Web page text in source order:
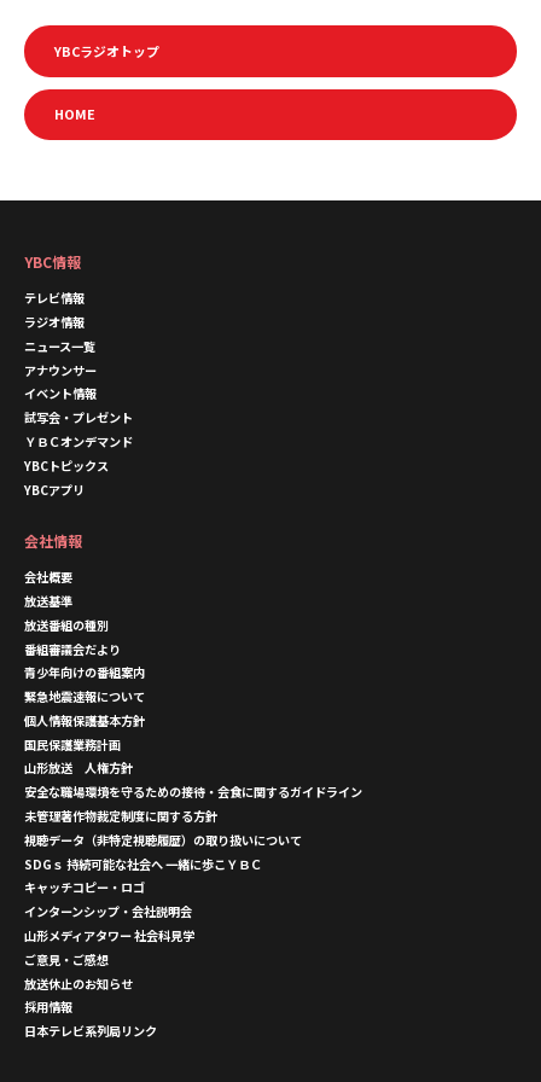
YBCラジオトップ
HOME
YBC情報
テレビ情報
ラジオ情報
ニュース一覧
アナウンサー
イベント情報
試写会・プレゼント
ＹＢＣオンデマンド
YBCトピックス
YBCアプリ
会社情報
会社概要
放送基準
放送番組の種別
番組審議会だより
青少年向けの番組案内
緊急地震速報について
個人情報保護基本方針
国民保護業務計画
山形放送 人権方針
安全な職場環境を守るための接待・会食に関するガイドライン
未管理著作物裁定制度に関する方針
視聴データ（非特定視聴履歴）の取り扱いについて
SDGｓ 持続可能な社会へ 一緒に歩こＹＢＣ
キャッチコピー・ロゴ
インターンシップ・会社説明会
山形メディアタワー 社会科見学
ご意見・ご感想
放送休止のお知らせ
採用情報
日本テレビ系列局リンク